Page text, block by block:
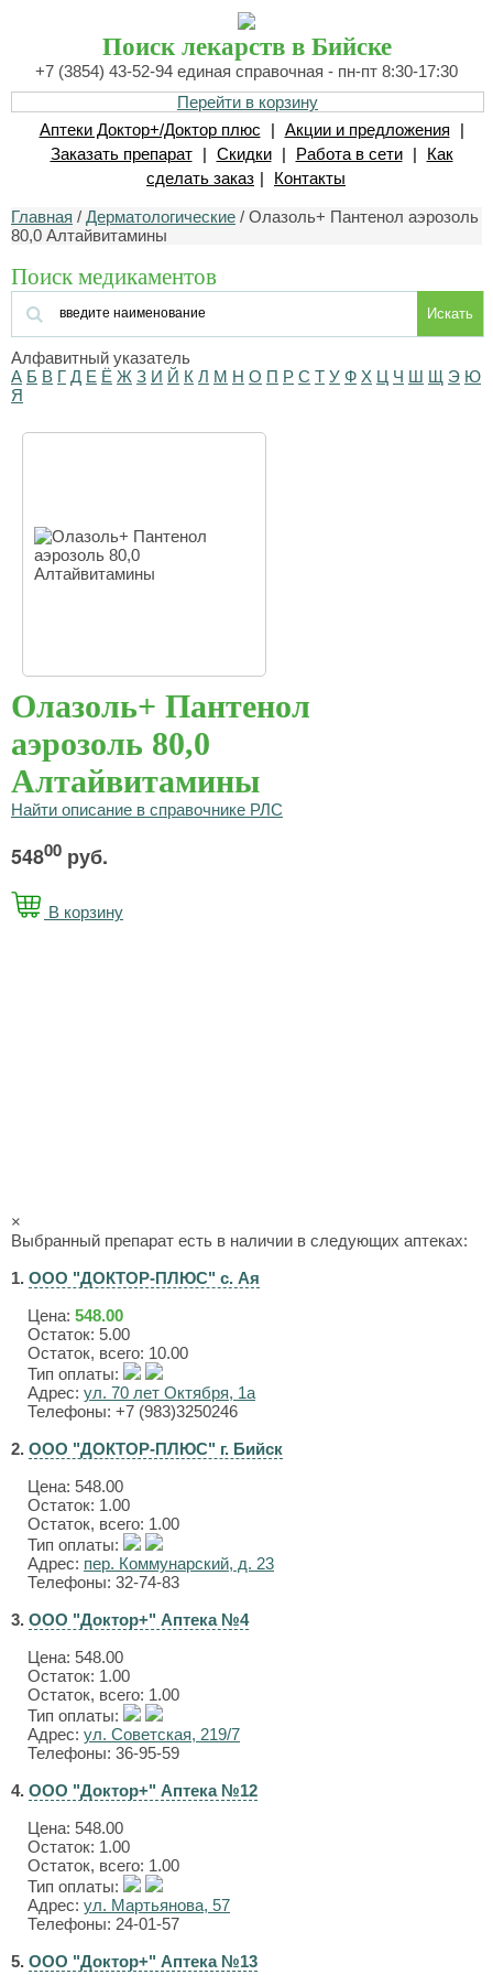
Поиск лекарств в Бийске
+7 (3854) 43-52-94 единая справочная - пн-пт 8:30-17:30
Перейти в корзину
Аптеки Доктор+/Доктор плюс
| Акции и предложения
|
Заказать препарат
| Скидки | Работа в сети |
Как
сделать заказ | Контакты
Главная / Дерматологические / Олазоль+ Пантенол аэрозоль
80,0 Алтайвитамины
Поиск медикаментов
Искать
Алфавитный указатель
А Б В Г Д Е Ё Ж З И Й К Л М Н О П Р С Т У Ф Х Ц Ч Ш Щ Э Ю
Я
Олазоль+ Пантенол
аэрозоль 80,0
Алтайвитамины
Найти описание в справочнике РЛС
54800 руб.
В корзину
×
Выбранный препарат есть в наличии в следующих аптеках:
1. ООО "ДОКТОР-ПЛЮС" с. Ая
Цена: 548.00
Остаток: 5.00
Остаток, всего: 10.00
Тип оплаты:
Адрес: ул. 70 лет Октября, 1а
Телефоны: +7 (983)3250246
2. ООО "ДОКТОР-ПЛЮС" г. Бийск
Цена: 548.00
Остаток: 1.00
Остаток, всего: 1.00
Тип оплаты:
Адрес: пер. Коммунарский, д. 23
Телефоны: 32-74-83
3. ООО "Доктор+" Аптека №4
Цена: 548.00
Остаток: 1.00
Остаток, всего: 1.00
Тип оплаты:
Адрес: ул. Советская, 219/7
Телефоны: 36-95-59
4. ООО "Доктор+" Аптека №12
Цена: 548.00
Остаток: 1.00
Остаток, всего: 1.00
Тип оплаты:
Адрес: ул. Мартьянова, 57
Телефоны: 24-01-57
5. ООО "Доктор+" Аптека №13